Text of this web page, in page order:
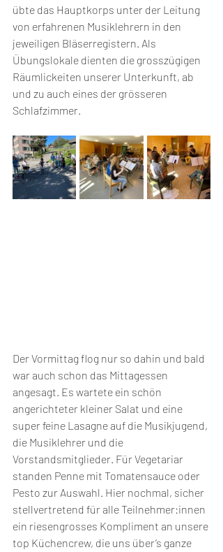
übte das Hauptkorps unter der Leitung
von erfahrenen Musiklehrern in den
jeweiligen Bläserregistern. Als
Übungslokale dienten die grosszügigen
Räumlickeiten unserer Unterkunft, ab
und zu auch eines der grösseren
Schlafzimmer.
Der Vormittag flog nur so dahin und bald
war auch schon das Mittagessen
angesagt. Es wartete ein schön
angerichteter kleiner Salat und eine
super feine Lasagne auf die Musikjugend,
die Musiklehrer und die
Vorstandsmitglieder. Für Vegetariar
standen Penne mit Tomatensauce oder
Pesto zur Auswahl. Hier nochmal, sicher
stellvertretend für alle Teilnehmer:innen
ein riesengrosses Kompliment an unsere
top Küchencrew, die uns über’s ganze